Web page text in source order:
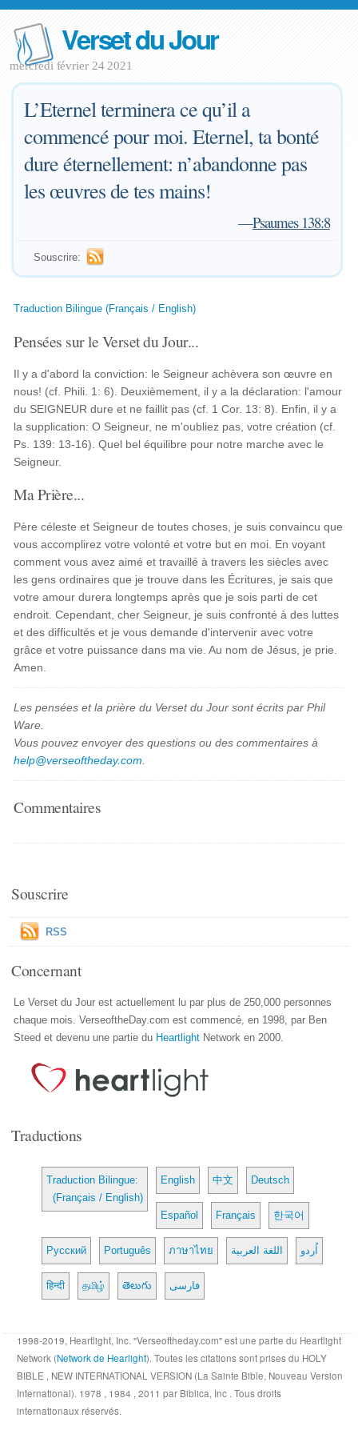
Verset du Jour
mercredi février 24 2021
L’Eternel terminera ce qu’il a
commencé pour moi. Eternel, ta bonté
dure éternellement: n’abandonne pas
les œuvres de tes mains!
—Psaumes 138:8
Souscrire:
Traduction Bilingue (Français / English)
Pensées sur le Verset du Jour...
Il y a d'abord la conviction: le Seigneur achèvera son œuvre en
nous! (cf. Phili. 1: 6). Deuxièmement, il y a la déclaration: l'amour
du SEIGNEUR dure et ne faillit pas (cf. 1 Cor. 13: 8). Enfin, il y a
la supplication: O Seigneur, ne m'oubliez pas, votre création (cf.
Ps. 139: 13-16). Quel bel équilibre pour notre marche avec le
Seigneur.
Ma Prière...
Père céleste et Seigneur de toutes choses, je suis convaincu que
vous accomplirez votre volonté et votre but en moi. En voyant
comment vous avez aimé et travaillé à travers les siècles avec
les gens ordinaires que je trouve dans les Écritures, je sais que
votre amour durera longtemps après que je sois parti de cet
endroit. Cependant, cher Seigneur, je suis confronté à des luttes
et des difficultés et je vous demande d'intervenir avec votre
grâce et votre puissance dans ma vie. Au nom de Jésus, je prie.
Amen.
Les pensées et la prière du Verset du Jour sont écrits par Phil
Ware.
Vous pouvez envoyer des questions ou des commentaires à
help@verseoftheday.com
Commentaires
Souscrire
RSS
Concernant
Le Verset du Jour est actuellement lu par plus de 250,000 personnes
chaque mois. VerseoftheDay.com est commencé, en 1998, par Ben
Steed et devenu une partie du Heartlight Network en 2000.
Traductions
Traduction Bilingue:
(Français / English)
English 中文 Deutsch
Español Français 한국어
Русский Português ภาษาไทย اللغة العربية اُردو
हिन्दी தமிழ் తెలుగు فارسی
1998-2019, Heartlight, Inc. "Verseoftheday.com" est une partie du Heartlight
Network (Network de Hearlight). Toutes les citations sont prises du HOLY
BIBLE , NEW INTERNATIONAL VERSION (La Sainte Bible, Nouveau Version
International). 1978 , 1984 , 2011 par Biblica, Inc . Tous droits
internationaux réservés.